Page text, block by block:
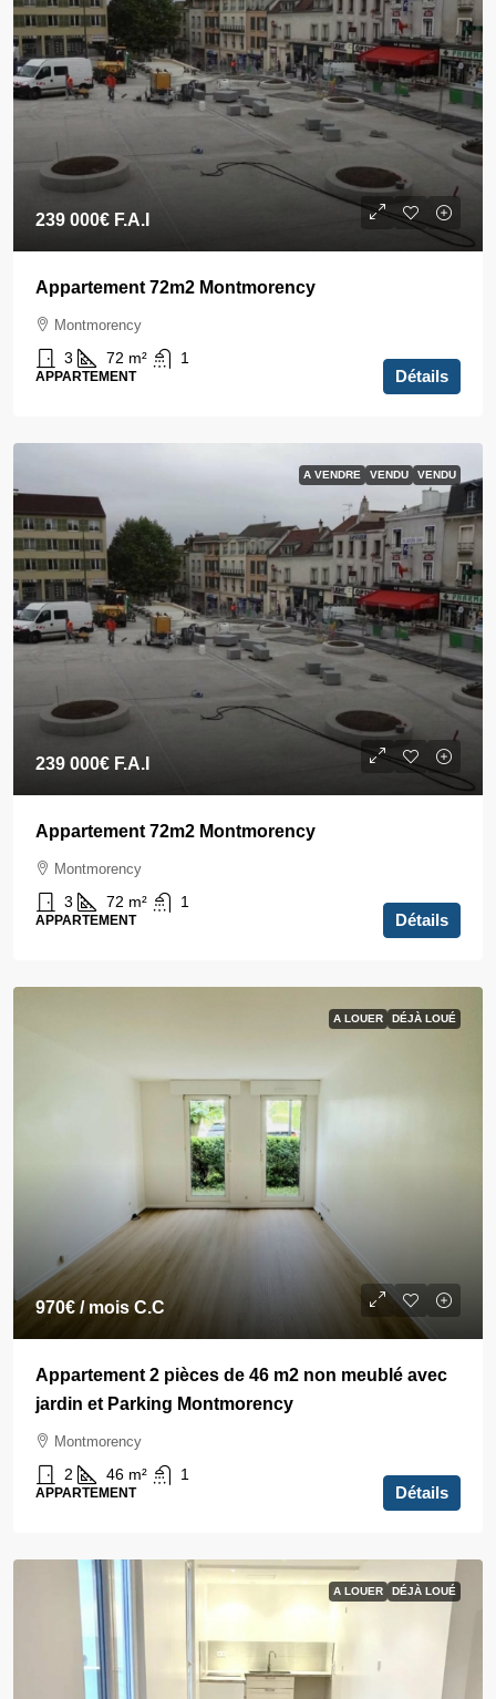
239 000€ F.A.I
Appartement 72m2 Montmorency
Montmorency
3 72 m² 1
APPARTEMENT Détails
A VENDRE VENDU VENDU
239 000€ F.A.I
Appartement 72m2 Montmorency
Montmorency
3 72 m² 1
APPARTEMENT Détails
A LOUER DÉJÀ LOUÉ
970€ / mois C.C
Appartement 2 pièces de 46 m2 non meublé avec
jardin et Parking Montmorency
Montmorency
2 46 m² 1
APPARTEMENT Détails
A LOUER DÉJÀ LOUÉ